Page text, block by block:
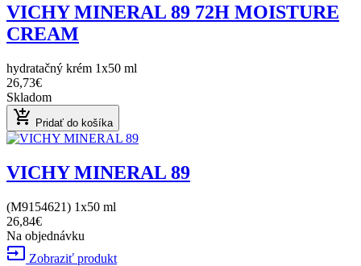
VICHY MINERAL 89 72H MOISTURE
CREAM
hydratačný krém 1x50 ml
26,73€
Skladom
add_shopping_cart Pridať do košíka
VICHY MINERAL 89
(M9154621) 1x50 ml
26,84€
Na objednávku
input Zobraziť produkt